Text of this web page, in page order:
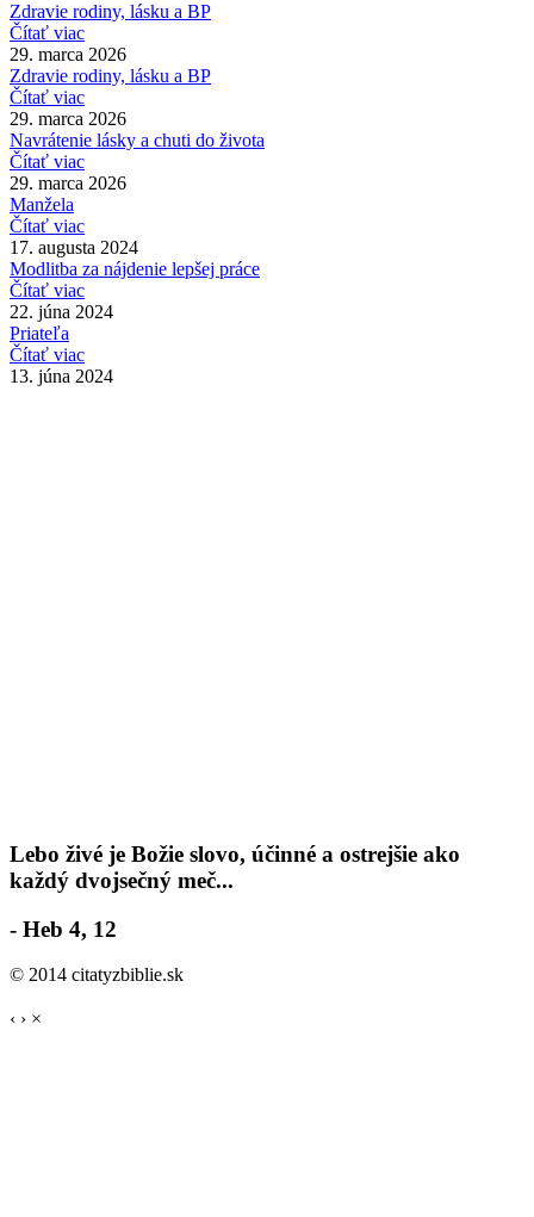
Zdravie rodiny, lásku a BP
Čítať viac
29. marca 2026
Zdravie rodiny, lásku a BP
Čítať viac
29. marca 2026
Navrátenie lásky a chuti do života
Čítať viac
29. marca 2026
Manžela
Čítať viac
17. augusta 2024
Modlitba za nájdenie lepšej práce
Čítať viac
22. júna 2024
Priateľa
Čítať viac
13. júna 2024
Lebo živé je Božie slovo, účinné a ostrejšie ako
každý dvojsečný meč...
- Heb 4, 12
© 2014 citatyzbiblie.sk
‹ › ×